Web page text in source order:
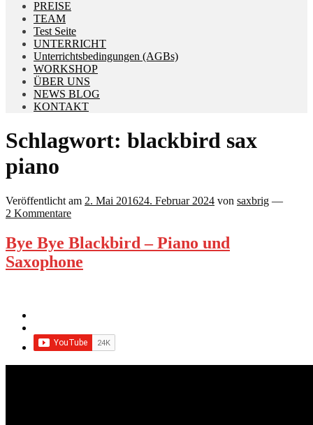
PREISE
TEAM
Test Seite
UNTERRICHT
Unterrichtsbedingungen (AGBs)
WORKSHOP
ÜBER UNS
NEWS BLOG
KONTAKT
Schlagwort: blackbird sax
piano
Veröffentlicht am 2. Mai 201624. Februar 2024 von saxbrig —
2 Kommentare
Bye Bye Blackbird – Piano und
Saxophone